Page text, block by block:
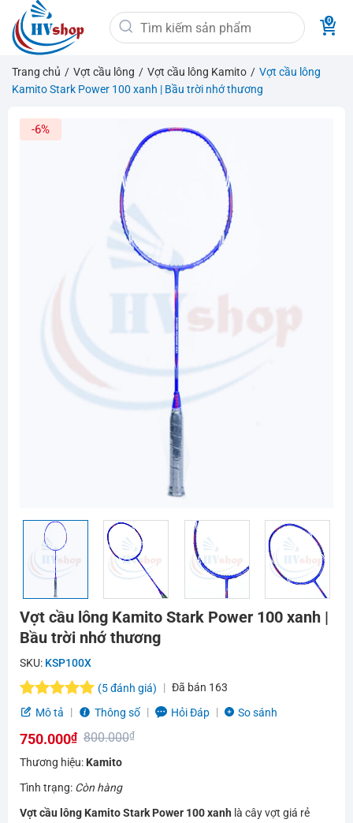
qua
nội
dung
Tìm
kiếm:
Trang chủ / Vợt cầu lông / Vợt cầu lông Kamito / Vợt cầu lông
Kamito Stark Power 100 xanh | Bầu trời nhớ thương
-6%
Vợt cầu lông Kamito Stark Power 100 xanh |
Bầu trời nhớ thương
SKU: KSP100X
5.0trên 5
5
đánh giá
(5đánh giá) Đã bán 163
Mô tả
Thông số Hỏi Đáp So sánh
800.000₫
Giá
750.000₫
Giá
Thương hiệu: Kamito
Tình trạng: Còn hàng
Vợt cầu lông Kamito Stark Power 100 xanh là cây vợt giá rẻ